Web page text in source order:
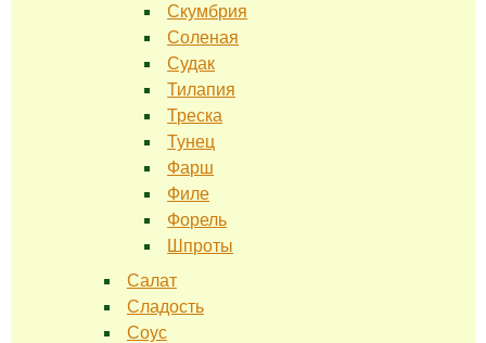
Скумбрия
Соленая
Судак
Тилапия
Треска
Тунец
Фарш
Филе
Форель
Шпроты
Салат
Сладость
Соус